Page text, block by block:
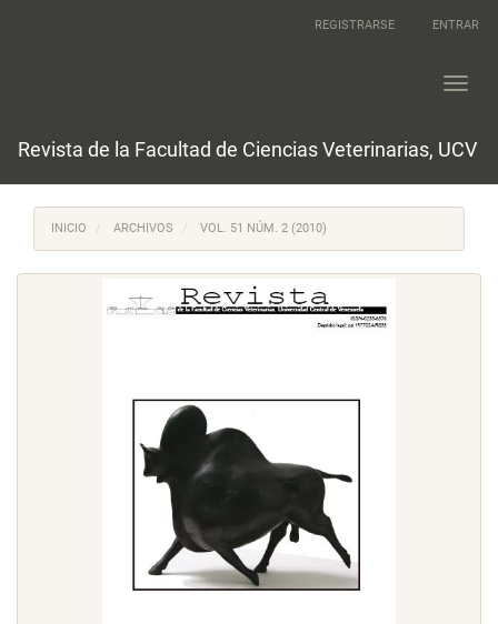
REGISTRARSE ENTRAR
Revista de la Facultad de Ciencias Veterinarias, UCV
INICIO ARCHIVOS VOL. 51 NÚM. 2 (2010)